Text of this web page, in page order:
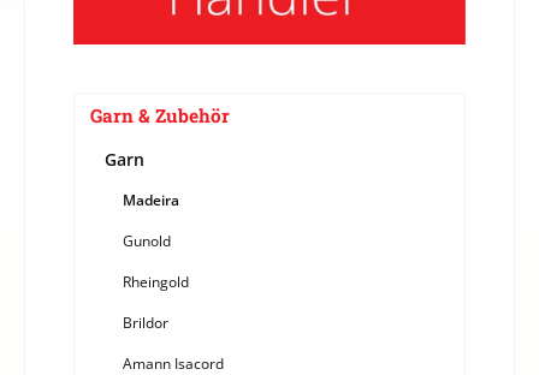
Garn & Zubehör
Garn
Madeira
Gunold
Rheingold
Brildor
Amann Isacord